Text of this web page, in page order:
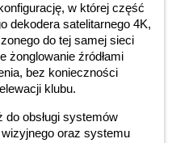
w której część
dekodera satelitarnego 4K,
do tej samej sieci
żonglowanie źródłami
bez konieczności
klubu.
do obsługi systemów
oraz systemu